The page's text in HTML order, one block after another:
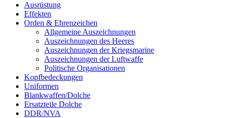
Ausrüstung
Effekten
Orden & Ehrenzeichen
Allgemeine Auszeichnungen
Auszeichnungen des Heeres
Auszeichnungen der Kriegsmarine
Auszeichnungen der Luftwaffe
Politische Organisationen
Kopfbedeckungen
Uniformen
Blankwaffen/Dolche
Ersatzteile Dolche
DDR/NVA